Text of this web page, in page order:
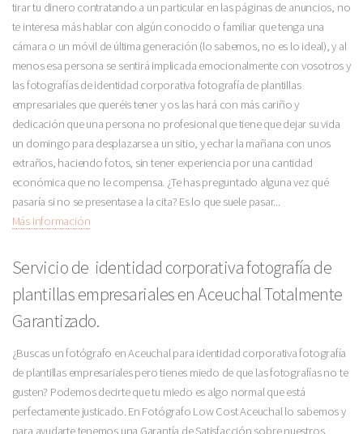
tirar tu dinero contratando a un particular en las páginas de anuncios, no
te interesa más hablar con algún conocido o familiar que tenga una
cámara o un móvil de última generación (lo sabemos, no es lo ideal), y al
menos esa persona se sentirá implicada emocionalmente con vosotros y
las fotografías de identidad corporativa fotografía de plantillas
empresariales que queréis tener y os las hará con más cariño y
dedicación que una persona no profesional que tiene que dejar su vida
un domingo para desplazarse a un sitio, y echar la mañana con unos
extraños, haciendo fotos, sin tener experiencia por una cantidad
económica que no le compensa. ¿Te has preguntado alguna vez qué
pasaría si no se presentase a la cita? Es lo que suele pasar...
Más Información
Servicio de identidad corporativa fotografía de
plantillas empresariales en Aceuchal Totalmente
Garantizado.
¿Buscas un fotógrafo en Aceuchal para identidad corporativa fotografía
de plantillas empresariales pero tienes miedo de que las fotografías no te
gusten? Podemos decirte que tu miedo es algo normal que está
perfectamente justicado. En Fotógrafo Low Cost Aceuchal lo sabemos y
para ayudarte tenemos una Garantía de Satisfacción sobre nuestros